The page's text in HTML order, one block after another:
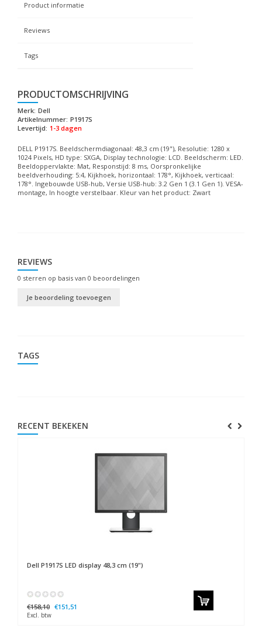
Product informatie
Reviews
Tags
PRODUCTOMSCHRIJVING
Merk: Dell
Artikelnummer: P1917S
Levertijd: 1-3 dagen
DELL P1917S. Beeldschermdiagonaal: 48,3 cm (19"), Resolutie: 1280 x
1024 Pixels, HD type: SXGA, Display technologie: LCD. Beeldscherm: LED.
Beeldoppervlakte: Mat, Responstijd: 8 ms, Oorspronkelijke
beeldverhouding: 5:4, Kijkhoek, horizontaal: 178°, Kijkhoek, verticaal:
178°. Ingebouwde USB-hub, Versie USB-hub: 3.2 Gen 1 (3.1 Gen 1). VESA-
montage, In hoogte verstelbaar. Kleur van het product: Zwart
REVIEWS
0 sterren op basis van 0 beoordelingen
Je beoordeling toevoegen
TAGS
RECENT BEKEKEN
Dell P1917S LED display 48,3 cm (19")
€158,10 €151,51
Excl. btw